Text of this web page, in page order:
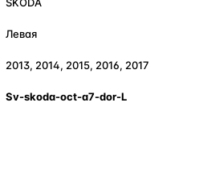
SKODA
Левая
2013, 2014, 2015, 2016, 2017
Sv-skoda-oct-a7-dor-L